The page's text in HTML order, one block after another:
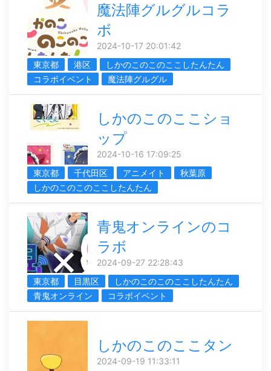
魔法陣グルグルコラ
ボ
2024-10-17 20:01:42
東京都
港区
しかのこのこのここしたんたん
コラボイベント
魔法陣グルグル
しかのこのここショ
ップ
2024-10-16 17:09:25
東京都
千代田区 アニメイト
秋葉原
しかのこのこのここしたんたん
青鬼オンラインのコ
ラボ
2024-09-27 22:28:43
東京都
目黒区
しかのこのこのここしたんたん
青鬼オンライン
コラボイベント
しかのこのここタン
2024-09-19 11:33:11